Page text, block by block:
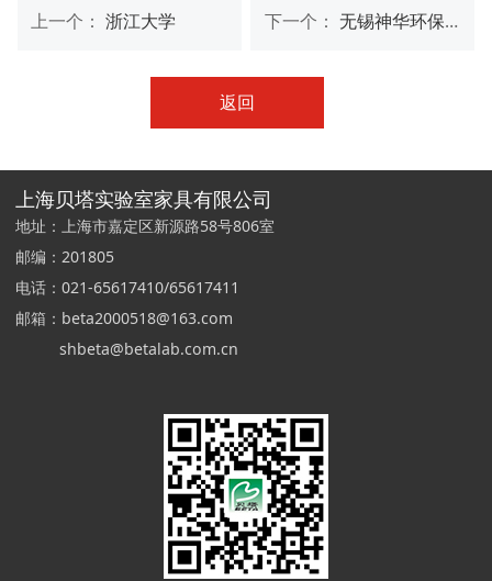
上一个：浙江大学 下一个： 无锡神华环保有限公司
返回
上海贝塔实验室家具有限公司
地址：上海市嘉定区新源路58号806室
邮编：201805
电话：021-65617410/65617411
邮箱：beta2000518@163.com
shbeta@betalab.com.cn